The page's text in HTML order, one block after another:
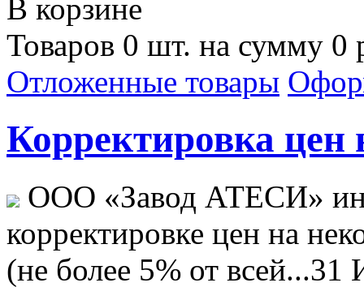
В корзине
Товаров 0 шт. на сумму 0
Отложенные товары
Корректировка цен
ООО «Завод АТЕСИ»
корректировке цен на
(не более 5% от всей...31